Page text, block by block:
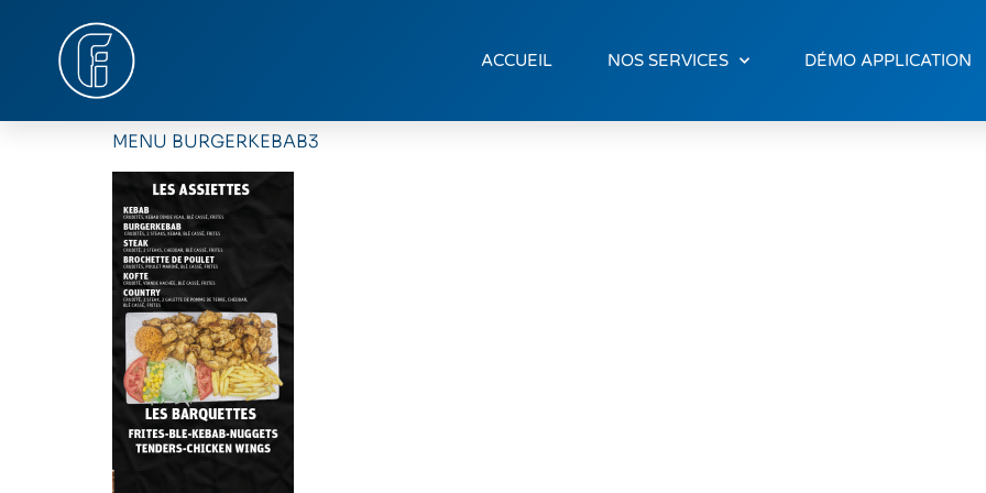
ACCUEIL NOS SERVICES DÉMO APPLICATION
MENU BURGERKEBAB3